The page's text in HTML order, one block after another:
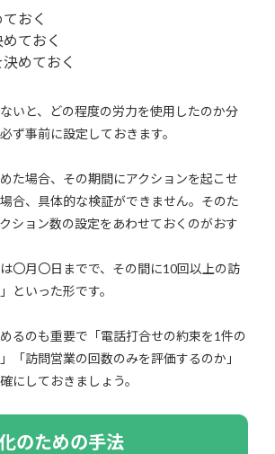
おく
ておく
めておく
いと、どの程度の労力を使用したのか分
ず事前に設定しておきます。
た場合、その期間にアクションを起こせ
合、具体的な検証ができません。そのた
ション数の設定をあわせておくのがおす
〇月〇日までで、その間に10回以上の訪
といった形です。
るのも重要で「電話打合せの約束を1件の
「訪問営業の回数のみを評価するのか」
にしておきましょう。
のための手法